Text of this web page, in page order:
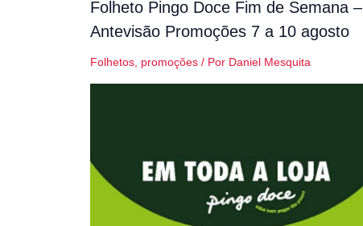
Folheto Pingo Doce Fim de Semana –
Antevisão Promoções 7 a 10 agosto
Folhetos, promoções / Por Daniel Mesquita